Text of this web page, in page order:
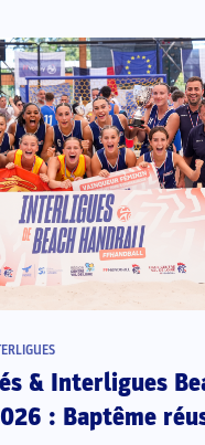
& Interligues
: Baptême